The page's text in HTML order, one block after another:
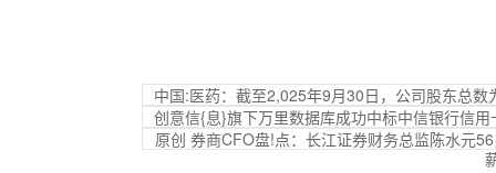
中国:医药：截至2,025年9月30日，公司股东总数
创意信{息}旗下万里数据库成功中标中信银行信用
原创 券商CFO盘!点：长江证券财务总监陈水元